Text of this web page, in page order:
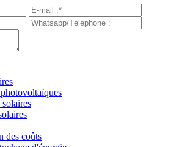
solaires
des coûts